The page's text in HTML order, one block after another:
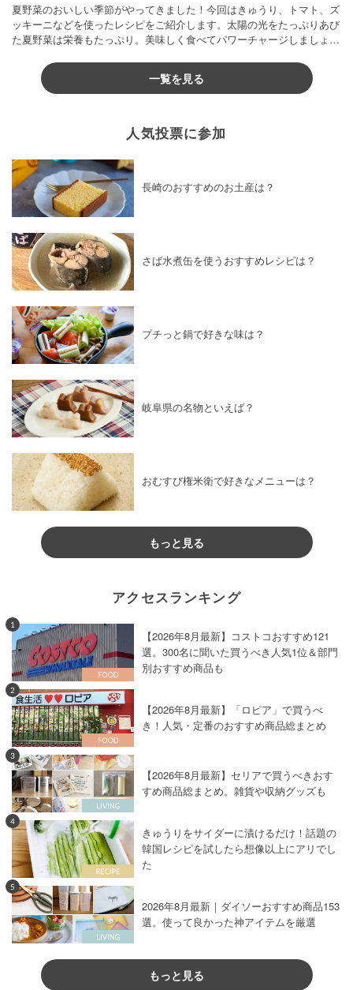
夏野菜のおいしい季節がやってきました！今回はきゅうり、トマト、ズ
ッキーニなどを使ったレシピをご紹介します。太陽の光をたっぷりあび
た夏野菜は栄養もたっぷり。美味しく食べてパワーチャージしましょう
一覧を見る
人気投票に参加
長崎のおすすめのお土産は？
さば水煮缶を使うおすすめレシピは？
プチっと鍋で好きな味は？
岐阜県の名物といえば？
おむすび権米衛で好きなメニューは？
もっと見る
アクセスランキング
1
【2026年8月最新】コストコおすすめ121
選。300名に聞いた買うべき人気1位＆部門
別おすすめ商品も
2
【2026年8月最新】「ロピア」で買うべ
き！人気・定番のおすすめ商品総まとめ
3
【2026年8月最新】セリアで買うべきおす
すめ商品総まとめ。雑貨や収納グッズも
4
きゅうりをサイダーに漬けるだけ！話題の
韓国レシピを試したら想像以上にアリでし
た
5
2026年8月最新｜ダイソーおすすめ商品153
選。使って良かった神アイテムを厳選
もっと見る